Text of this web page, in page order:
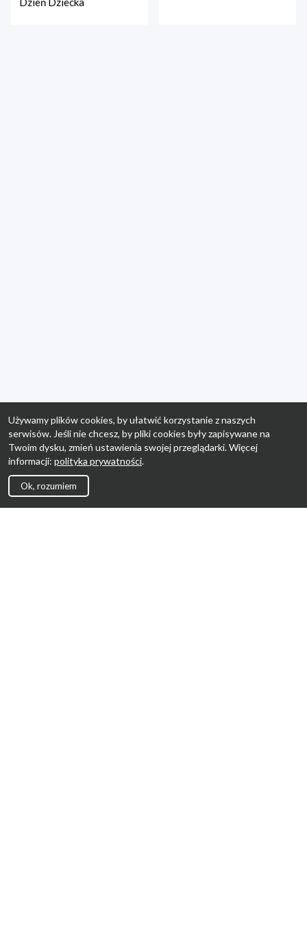
Używamy plików cookies, by ułatwić korzystanie z naszych
serwisów. Jeśli nie chcesz, by pliki cookies były zapisywane na
Twoim dysku, zmień ustawienia swojej przeglądarki. Więcej
informacji: polityka prywatności.
Ok, rozumiem